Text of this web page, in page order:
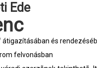
Ede
és
felvonásban